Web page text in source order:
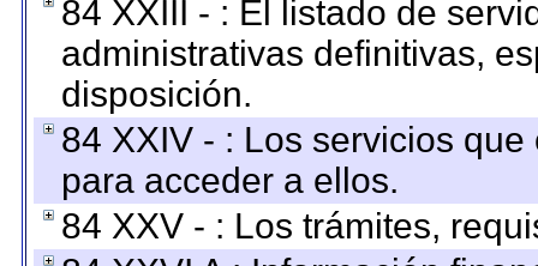
84 XXIII - : El listado de
administrativas definitivas,
disposición.
84 XXIV - : Los servicios
para acceder a ellos.
84 XXV - : Los trámites,